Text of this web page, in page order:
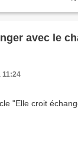
avec le
11:24